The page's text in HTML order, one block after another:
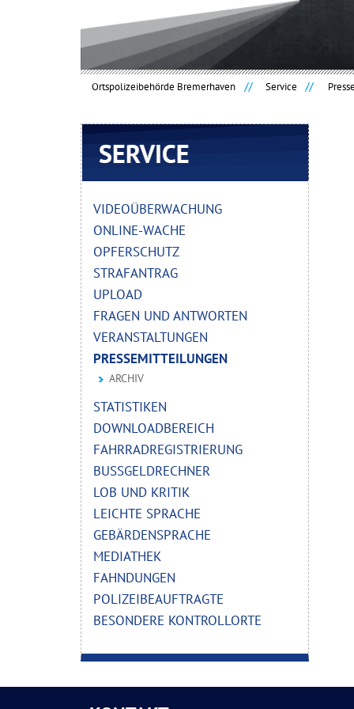
Ortspolizeibehörde Bremerhaven Service
Navigation
überspringen
VIDEOÜBERWACHUNG
ONLINE-WACHE
OPFERSCHUTZ
STRAFANTRAG
UPLOAD
FRAGEN UND ANTWORTEN
VERANSTALTUNGEN
PRESSEMITTEILUNGEN
ARCHIV
STATISTIKEN
DOWNLOADBEREICH
FAHRRADREGISTRIERUNG
BUSSGELDRECHNER
LOB UND KRITIK
LEICHTE SPRACHE
GEBÄRDENSPRACHE
MEDIATHEK
FAHNDUNGEN
POLIZEIBEAUFTRAGTE
BESONDERE KONTROLLORTE